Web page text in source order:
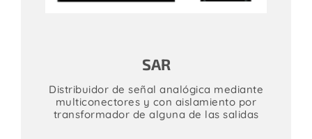
SAR
Distribuidor de señal analógica mediante
multiconectores y con aislamiento por
transformador de alguna de las salidas